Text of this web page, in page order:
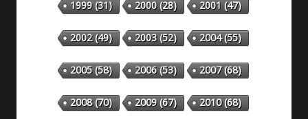
1999(31) 2000(28) 2001 (47)
2002(49) 2003(52) 2004(55)
2005(58) 2006(53) 2007(68)
2008(70) 2009(67) 2010(68)